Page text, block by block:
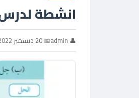
انشطة لدرس
👤 admin 📅 20 ديسمبر 2022